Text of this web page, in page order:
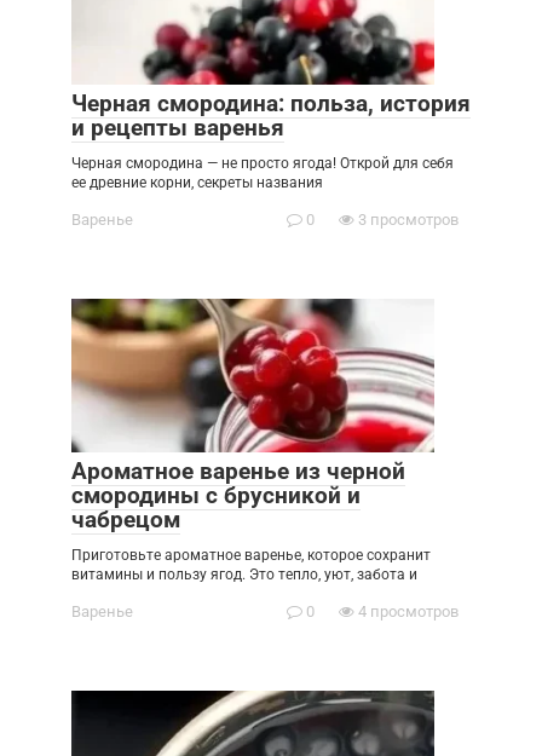
Черная смородина: польза, история
и рецепты варенья
Черная смородина — не просто ягода! Открой для себя
ее древние корни, секреты названия
Варенье 0 3 просмотров
Ароматное варенье из черной
смородины с брусникой и
чабрецом
Приготовьте ароматное варенье, которое сохранит
витамины и пользу ягод. Это тепло, уют, забота и
Варенье 0 4 просмотров